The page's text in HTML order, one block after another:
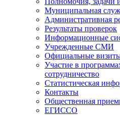
Муниципальная
Административная
Результаты проверок
Информационные
Учрежденные СМИ
Официальные
Участие в
сотрудничество
Статистическая
Контакты
Общественная
ЕГИССО